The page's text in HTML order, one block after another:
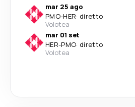
mar 25 ago
PMO-HER· diretto
Volotea
mar 01 set
HER-PMO· diretto
Volotea